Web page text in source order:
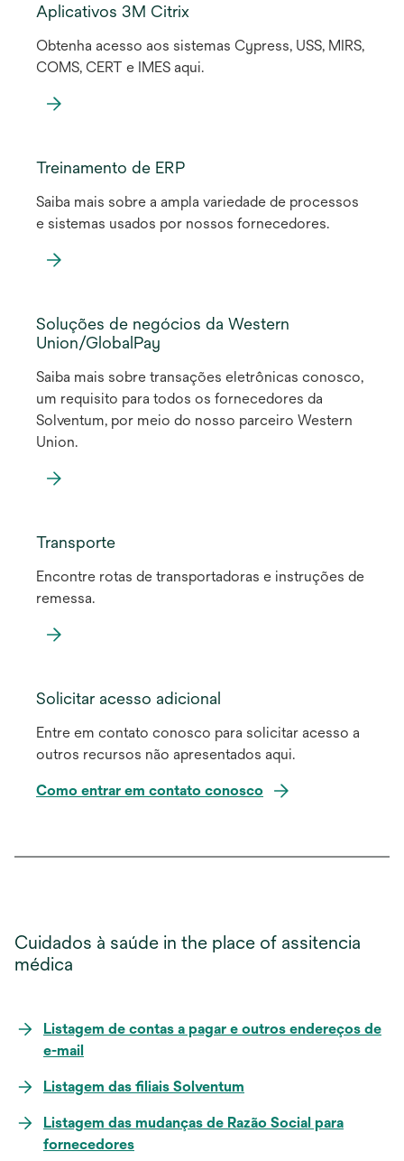
Aplicativos 3M Citrix
Obtenha acesso aos sistemas Cypress, USS, MIRS,
COMS, CERT e IMES aqui.
Treinamento de ERP
Saiba mais sobre a ampla variedade de processos
e sistemas usados por nossos fornecedores.
Soluções de negócios da Western
Union/GlobalPay
Saiba mais sobre transações eletrônicas conosco,
um requisito para todos os fornecedores da
Solventum, por meio do nosso parceiro Western
Union.
Transporte
Encontre rotas de transportadoras e instruções de
remessa.
Solicitar acesso adicional
Entre em contato conosco para solicitar acesso a
outros recursos não apresentados aqui.
Como entrar em contato conosco
Cuidados à saúde in the place of assitencia
médica
Listagem de contas a pagar e outros endereços de
e-mail
Listagem das filiais Solventum
Listagem das mudanças de Razão Social para
fornecedores